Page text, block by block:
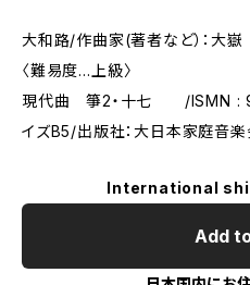
大和路/作曲家(著者など）：大
〈難易度…上級〉
現代曲 箏2・十七 /ISMN :
イズB5/出版社：大日本家庭音
International
Add